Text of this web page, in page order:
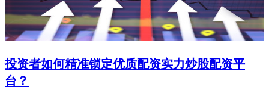
投资者如何精准锁定优质配资实力炒股配资平
台？